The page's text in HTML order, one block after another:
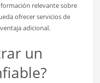
relevante sobre
ofrecer servicios de
adicional.
un